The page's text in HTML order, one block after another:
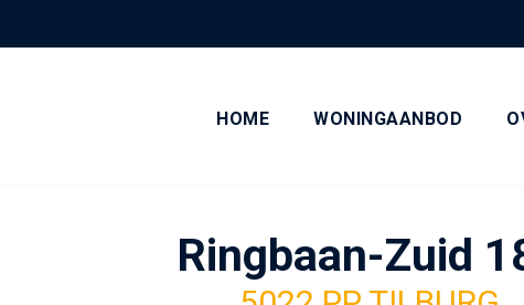
HOME WONINGAANBOD
Ringbaan-Zuid